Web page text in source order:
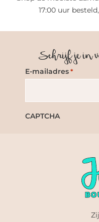
17:00 uur
Schrijf je in
E-mailadres *
CAPTCHA